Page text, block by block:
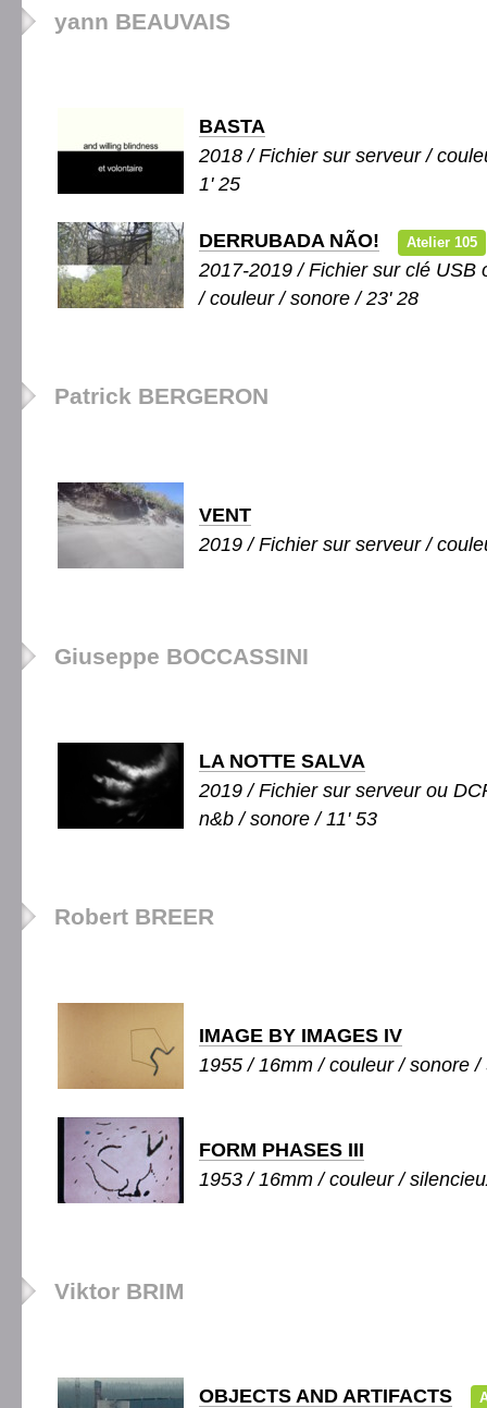
yann BEAUVAIS
BASTA
2018 / Fichier sur serveur /
1' 25
DERRUBADA NÃO! Atelier 105
2017-2019 / Fichier sur clé USB
/ couleur / sonore / 23' 28
Patrick BERGERON
VENT
2019 / Fichier sur serveur /
Giuseppe BOCCASSINI
LA NOTTE SALVA
2019 / Fichier sur serveur ou
n&b / sonore / 11' 53
Robert BREER
IMAGE BY IMAGES IV
1955 / 16mm / couleur / sonore /
FORM PHASES III
1953 / 16mm / couleur /
Viktor BRIM
OBJECTS AND ARTIFACTS